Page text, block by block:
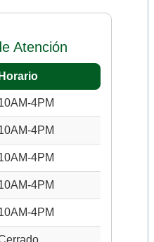
Atención
Horario
4PM
4PM
4PM
4PM
4PM